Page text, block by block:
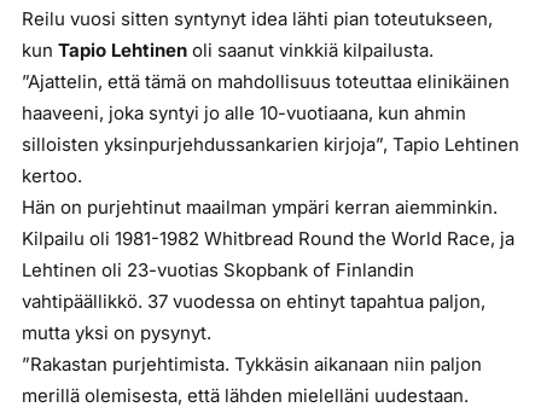
Reilu vuosi sitten syntynyt idea lähti pian toteutukseen,
kun Tapio Lehtinenoli saanut vinkkiä kilpailusta.
”Ajattelin, että tämä on mahdollisuus toteuttaa elinikäinen
haaveeni, joka syntyi jo alle 10-vuotiaana, kun ahmin
silloisten yksinpurjehdussankarien kirjoja”, Tapio Lehtinen
kertoo.
Hän on purjehtinut maailman ympäri kerran aiemminkin.
Kilpailu oli 1981-1982 Whitbread Round the World Race, ja
Lehtinen oli 23-vuotias Skopbank of Finlandin
vahtipäällikkö. 37 vuodessa on ehtinyt tapahtua paljon,
mutta yksi on pysynyt.
”Rakastan purjehtimista. Tykkäsin aikanaan niin paljon
merillä olemisesta, että lähden mielelläni uudestaan.